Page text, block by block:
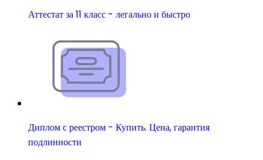
Аттестат за 11 класс - легально и быстро
Диплом с реестром - Купить. Цена, гарантия
подлинности